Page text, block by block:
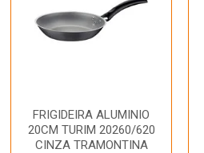
FRIGIDEIRA ALUMINIO
20CM TURIM 20260/620
CINZA TRAMONTINA